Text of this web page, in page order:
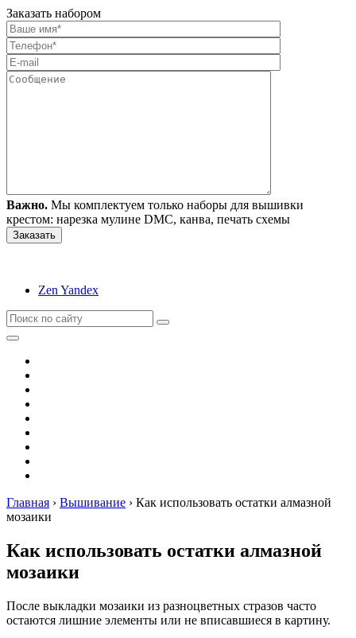
Заказать набором
Важно. Мы комплектуем только наборы для вышивки
крестом: нарезка мулине DMC, канва, печать схемы
Zen Yandex
Главная › Вышивание › Как использовать остатки алмазной
мозаики
Как использовать остатки алмазной
мозаики
После выкладки мозаики из разноцветных стразов часто
остаются лишние элементы или не вписавшиеся в картину.